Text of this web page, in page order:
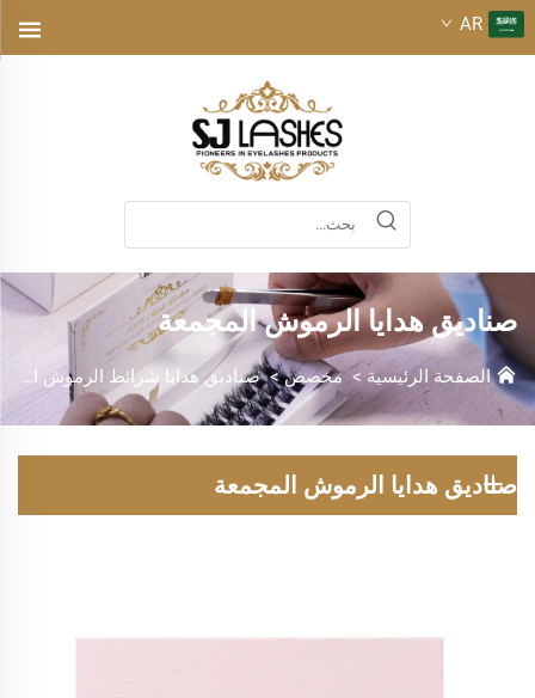
AR
صناديق هدايا الرموش المجمعة
الصفحة الرئيسية> مخصص>صناديق هدايا شرائط الرموش العنقودية
صناديق هدايا الرموش المجمعة